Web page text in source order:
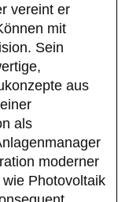
vereint er
mit
Sein
aus
als
moderner
Photovoltaik